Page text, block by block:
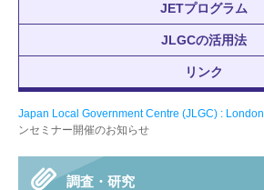
JETプログラム
JLGCの活用法
リンク
Japan Local Government Centre (JLGC) : London
ンセミナー開催のお知らせ
調査・研究